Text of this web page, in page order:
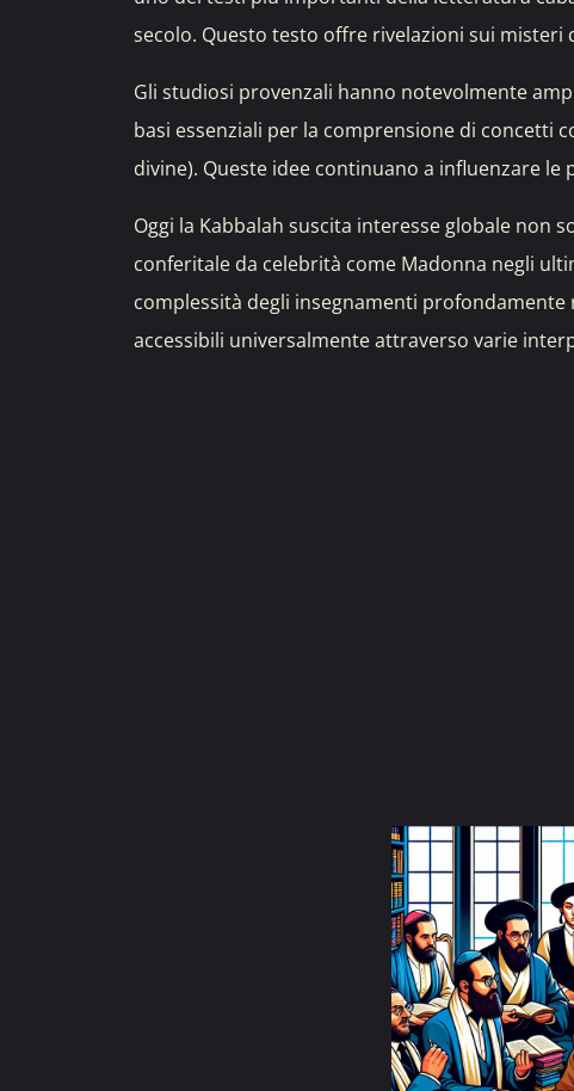
secolo. Questo testo offre rivelazioni sui
Gli studiosi provenzali hanno notevolmente
basi essenziali per la comprensione di concetti
divine). Queste idee continuano a influenzare
Oggi la Kabbalah suscita interesse globale non
conferitale da celebrità come Madonna negli
complessità degli insegnamenti
accessibili universalmente attraverso varie